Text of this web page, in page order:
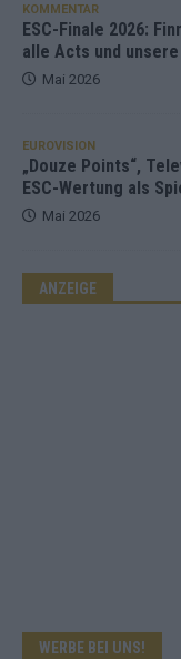
KOMMENTAR
ESC-Finale 2026:
alle Acts und
Mai 2026
EUROVISION
„Douze Points“,
ESC-Wertung als
Mai 2026
ANZEIGE
WERBE BEI UNS!